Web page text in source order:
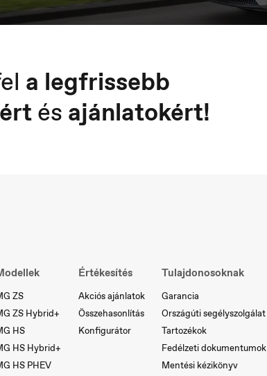
a legfrissebb
és ajánlatokért!
ZS
ZS Hybrid+
HS
HS Hybrid+
HS PHEV
Értékesítés
Akciós ajánlatok
Összehasonlítás
Konfigurátor
Tulajdonosoknak
Garancia
Országúti segélyszolgálat
Tartozékok
Fedélzeti dokumentumok
Mentési kézikönyv